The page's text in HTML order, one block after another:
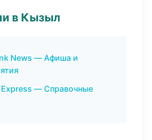
в Кызыл
News — Афиша и
— Справочные